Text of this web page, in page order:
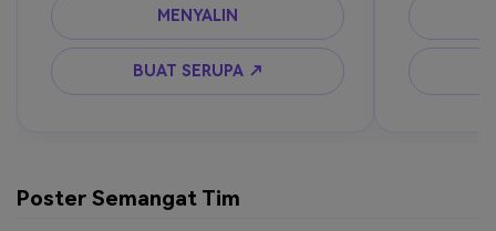
suasana dingin, bayangan kontras
tinggi, komposisi poster film olahraga
premium, adegan hoki ultra realistis.
MENYALIN
BUAT SERUPA ↗
membeku,
sinematik,
yang
yang
Poster Semangat Tim